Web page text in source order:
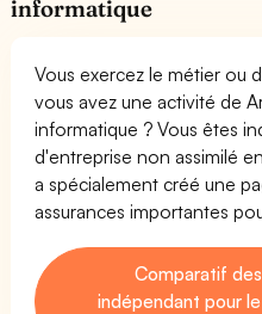
informatique
Vous exercez le métier ou
vous avez une activité de
informatique ? Vous êtes
d'entreprise non assimilé
a spécialement créé une
assurances importantes
Comparatif
indépendant pour